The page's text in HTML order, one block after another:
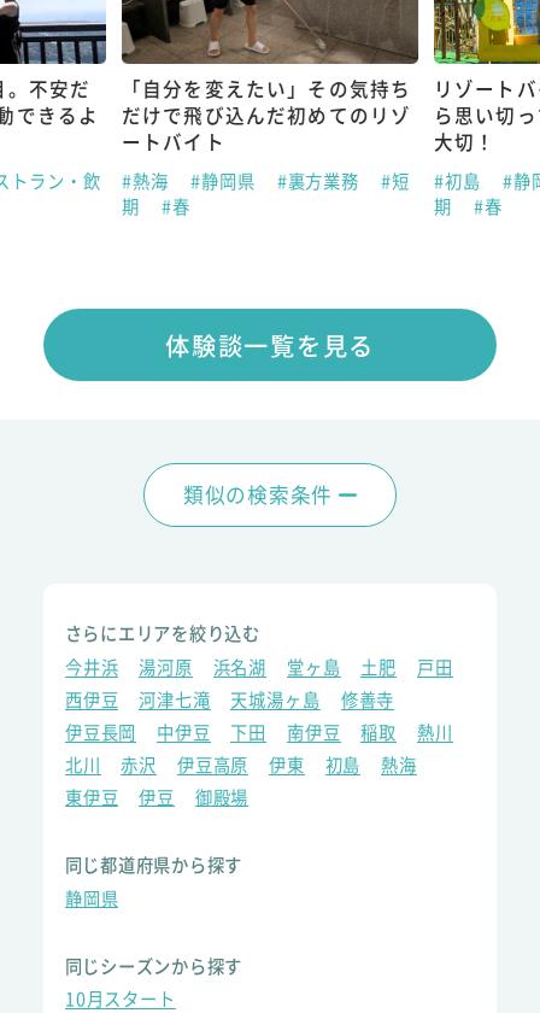
不安だ
できるよ
トラン・飲
「自分を変えたい」その気持ち
だけで飛び込んだ初めてのリゾ
ートバイト
#熱海 #静岡県 #裏方業務
#短
期
#春
リゾート
ら思い切
大切！
#初島
#静
期
#春
体験談一覧を見る
類似の検索条件
さらにエリアを絞り込む
今井浜
湯河原 浜名湖 堂ヶ島 土肥
戸田
西伊豆
河津七滝 天城湯ヶ島
修善寺
伊豆長岡
中伊豆 下田 南伊豆 稲取
熱川
北川
赤沢 伊豆高原 伊東 初島
熱海
東伊豆
伊豆 御殿場
同じ都道府県から探す
静岡県
同じシーズンから探す
10月スタート